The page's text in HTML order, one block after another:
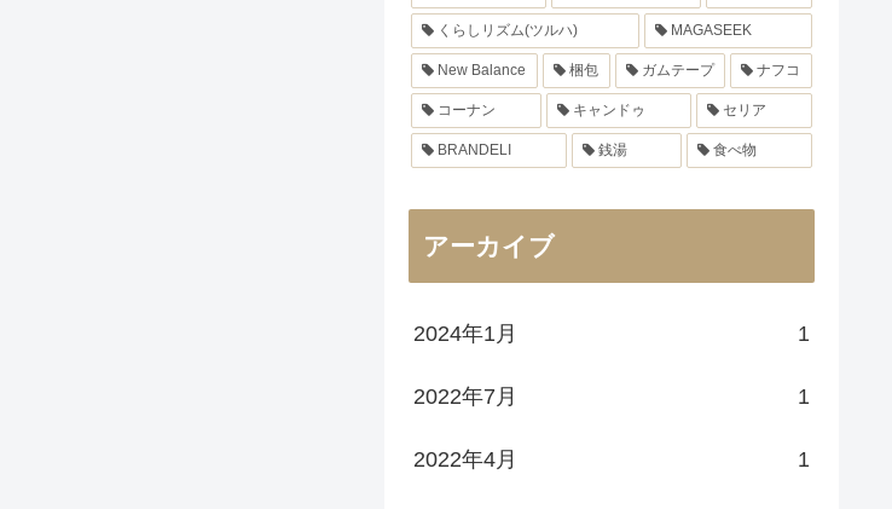
くらしリズム(ツルハ) MAGASEEK
New Balance 梱包 ガムテープ ナフコ
コーナン キャンドゥ セリア
BRANDELI 銭湯 食べ物
アーカイブ
2024年1月 1
2022年7月 1
2022年4月 1